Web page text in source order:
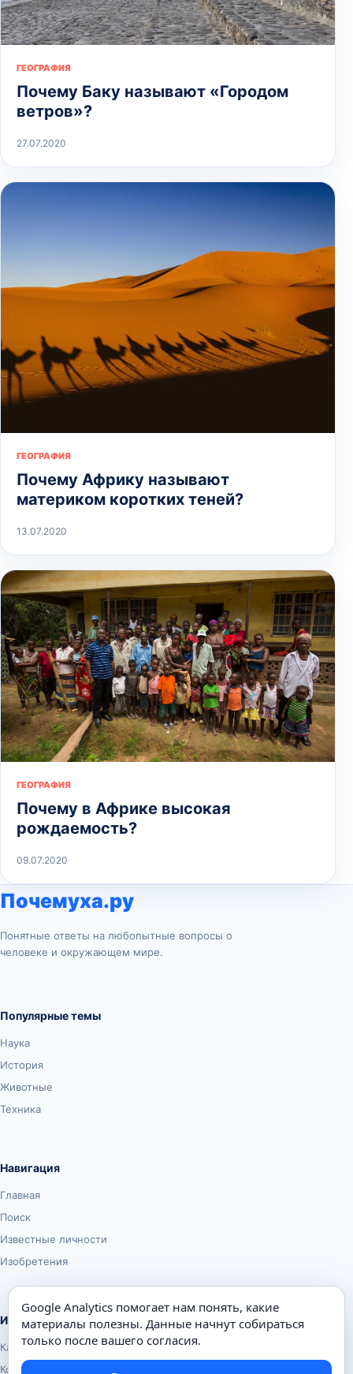
ГЕОГРАФИЯ
Почему Баку называют «Городом
ветров»?
27.07.2020
ГЕОГРАФИЯ
Почему Африку называют
материком коротких теней?
13.07.2020
ГЕОГРАФИЯ
Почему в Африке высокая
рождаемость?
09.07.2020
Почемуха.ру
Понятные ответы на любопытные вопросы о
человеке и окружающем мире.
Популярные темы
Наука
История
Животные
Техника
Навигация
Главная
Поиск
Известные личности
Изобретения
Информация
Карта сайта
Контакты
Google Analytics помогает нам понять, какие
материалы полезны. Данные начнут собираться
только после вашего согласия.